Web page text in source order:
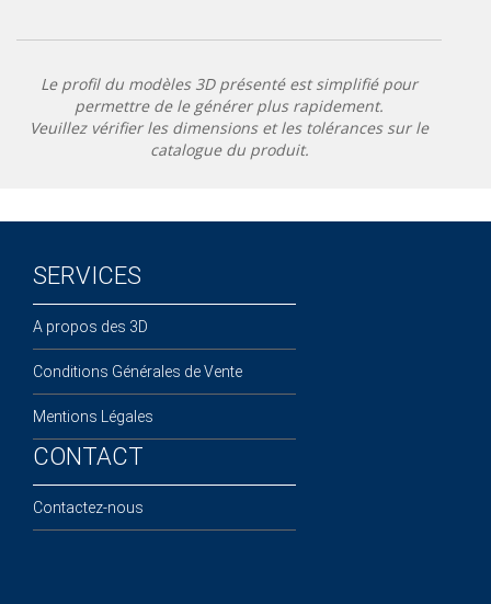
Le profil du modèles 3D présenté est simplifié pour
permettre de le générer plus rapidement.
Veuillez vérifier les dimensions et les tolérances sur le
catalogue du produit.
SERVICES
A propos des 3D
Conditions Générales de Vente
Mentions Légales
CONTACT
Contactez-nous